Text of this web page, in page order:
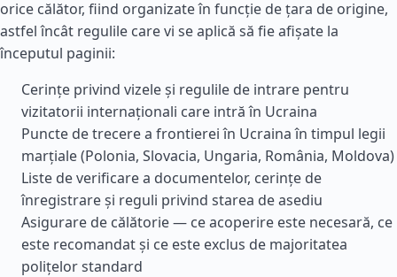
orice călător, fiind organizate în funcție de țara de origine,
astfel încât regulile care vi se aplică să fie afișate la
începutul paginii:
Cerințe privind vizele și regulile de intrare pentru
vizitatorii internaționali care intră în Ucraina
Puncte de trecere a frontierei în Ucraina în timpul legii
marțiale (Polonia, Slovacia, Ungaria, România, Moldova)
Liste de verificare a documentelor, cerințe de
înregistrare și reguli privind starea de asediu
Asigurare de călătorie — ce acoperire este necesară, ce
este recomandat și ce este exclus de majoritatea
polițelor standard